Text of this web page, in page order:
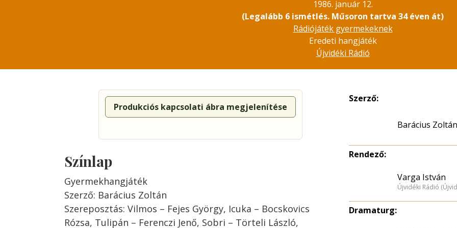
1986. január 12.
(Legalább 6 ismétlés. Műsoron tartva 34 éven át)
Rádiójáték gyermekeknek
Eredeti hangjáték
Újvidéki Rádió
Produkciós kapcsolati ábra megjelenítése
Színlap
Gyermekhangjáték
Szerző: Barácius Zoltán
Szereposztás: Vilmos – Fejes György, Icuka – Bocskovics
Rózsa, Tulipán – Ferenczi Jenő, Sobri – Törteli László,
Szerző:
Barácius Zoltán
Rendező:
Varga István
Újvidéki Rádió
Dramaturg: